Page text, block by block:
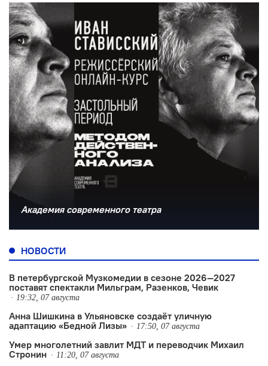
Академия современного театра
НОВОСТИ
В петербургской Музкомедии в сезоне 2026—2027
поставят спектакли Мильграм, Разенков, Чевик
19:32, 07 августа
Анна Шишкина в Ульяновске создаëт уличную
адаптацию «Бедной Лизы»
17:50, 07 августа
Умер многолетний завлит МДТ и переводчик Михаил
Стронин
11:20, 07 августа